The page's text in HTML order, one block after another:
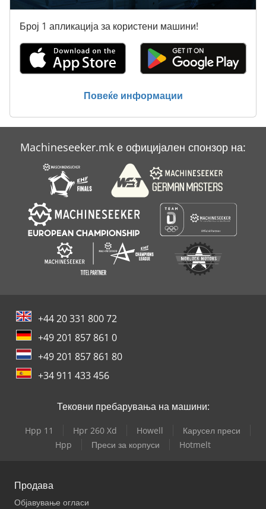
Bomag Bw 80 Ad
Bomag Bw 80 Ad 2
Bomag Bw 80 Adh 2
Bomag Bw 90 Ad 2
Bruderer Bsta 30
Pbr Italia
Број 1 апликација за користени машини!
Повеќе информации
Machineseeker.mk е официјален спонзор на:
+44 20 331 800 72
+49 201 857 861 0
+49 201 857 861 80
+34 911 433 456
Тековни пребарувања на машини:
Hpp 11 Hpr 260 Xd Howell
Карусел преси
Hpp
Преси за корпуси Hotmelt
Продава
Објавување огласи